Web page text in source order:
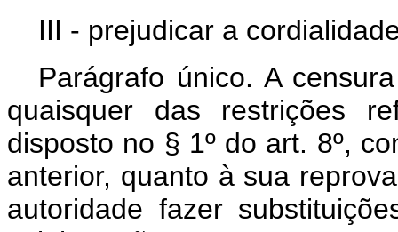
III - prejudicar a
Parágrafo único. A
quaisquer das restrições
disposto no § 1º do art. 8º,
anterior, quanto à sua
autoridade fazer